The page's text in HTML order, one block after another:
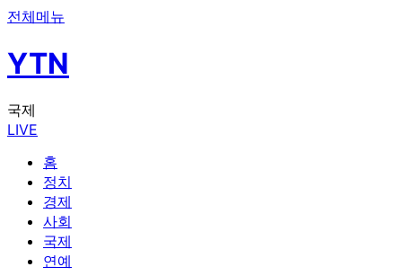
전체메뉴
YTN
국제
LIVE
홈
정치
경제
사회
국제
연예